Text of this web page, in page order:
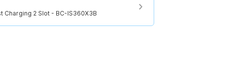
Charging 2 Slot - BC-IS360X3B